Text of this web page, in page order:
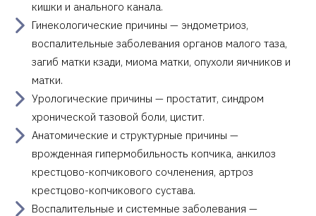
кишки и анального канала.
Гинекологические причины — эндометриоз,
воспалительные заболевания органов малого таза,
загиб матки кзади, миома матки, опухоли яичников и
матки.
Урологические причины — простатит, синдром
хронической тазовой боли, цистит.
Анатомические и структурные причины —
врожденная гипермобильность копчика, анкилоз
крестцово-копчикового сочленения, артроз
крестцово-копчикового сустава.
Воспалительные и системные заболевания —